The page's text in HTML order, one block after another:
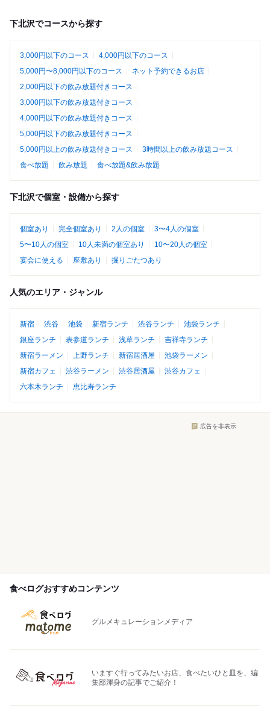
下北沢でコースから探す
3,000円以下のコース
4,000円以下のコース
5,000円〜8,000円以下のコース
ネット予約できるお店
2,000円以下の飲み放題付きコース
3,000円以下の飲み放題付きコース
4,000円以下の飲み放題付きコース
5,000円以下の飲み放題付きコース
5,000円以上の飲み放題付きコース
3時間以上の飲み放題コース
食べ放題
飲み放題 食べ放題&飲み放題
下北沢で個室・設備から探す
個室あり 完全個室あり 2人の個室
3〜4人の個室
5〜10人の個室
10人未満の個室あり
10〜20人の個室
宴会に使える
座敷あり 掘りごたつあり
人気のエリア・ジャンル
新宿 渋谷 池袋 新宿ランチ 渋谷ランチ
池袋ランチ
銀座ランチ
表参道ランチ 浅草ランチ
吉祥寺ランチ
新宿ラーメン
上野ランチ 新宿居酒屋
池袋ラーメン
新宿カフェ
渋谷ラーメン 渋谷居酒屋
渋谷カフェ
六本木ランチ
恵比寿ランチ
広告を非表示
食べログおすすめコンテンツ
グルメキュレーションメディア
いますぐ行ってみたいお店、食べたいひと皿を、編
集部渾身の記事でご紹介！